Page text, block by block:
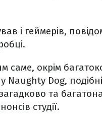
і геймерів,
саме, окрім
Naughty Dog,
та
студії.